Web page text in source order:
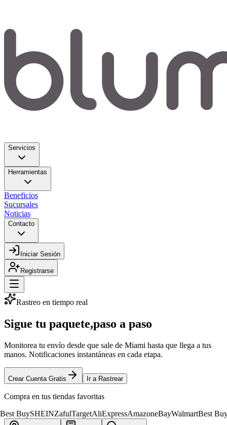
Servicios
Herramientas
Beneficios
Sucursales
Noticias
Contacto
Iniciar Sesión
Registrarse
Rastreo en tiempo real
Sigue tu paquete,paso a paso
Monitorea tu envío desde que sale de Miami hasta que llega a tus
manos. Notificaciones instantáneas en cada etapa.
Crear Cuenta Gratis Ir a Rastrear
Compra en tus tiendas favoritas
SHEINZafulTargetAliExpressAmazoneBayWalmartBest BuySHEIN